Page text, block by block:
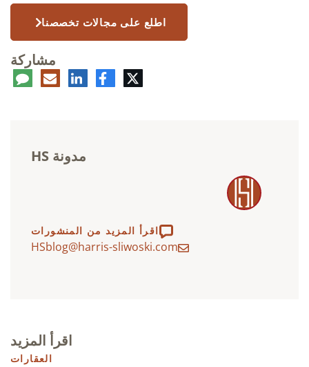
اطلع على مجالات تخصصنا
مشاركة
تويتر فيسبوكلينكدإنالبريد
مدونة HS
اقرأ المزيد من المنشورات
HSblog@harris-sliwoski.com
اقرأ المزيد
العقارات